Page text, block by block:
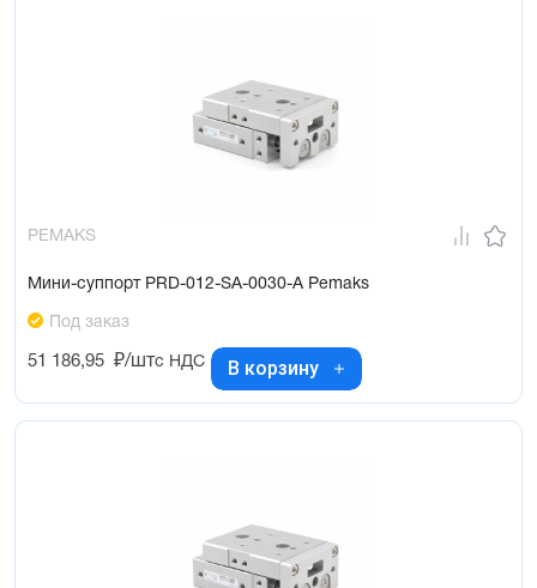
PEMAKS
Мини-суппорт PRD-012-SA-0030-A Pemaks
Под заказ
51 186,95 ₽/штс НДС В корзину